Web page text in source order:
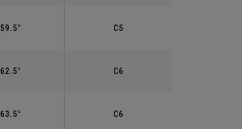
59.5° C5
62.5° C6
63.5° C6